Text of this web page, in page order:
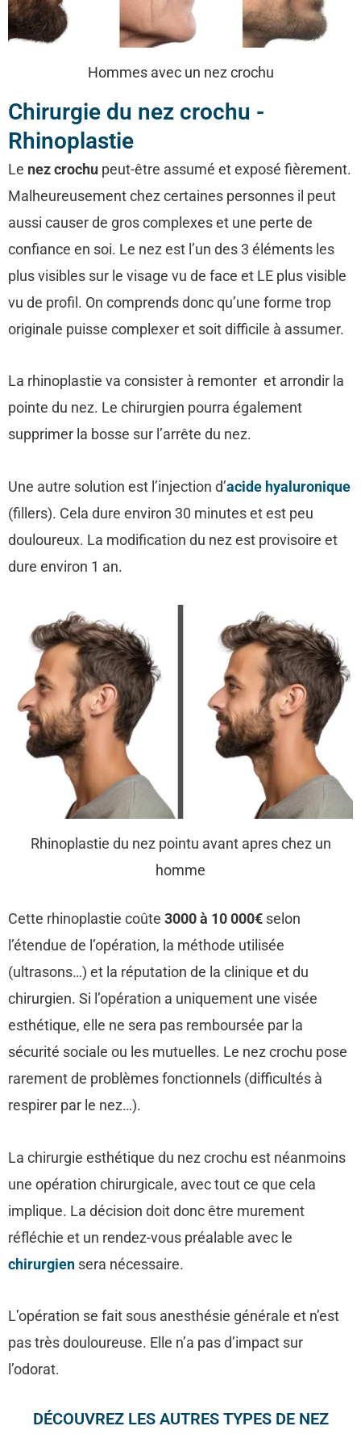
Hommes avec un nez crochu
Chirurgie du nez crochu -
Rhinoplastie
Le nez crochu peut-être assumé et exposé fièrement.
Malheureusement chez certaines personnes il peut
aussi causer de gros complexes et une perte de
confiance en soi. Le nez est l’un des 3 éléments les
plus visibles sur le visage vu de face et LE plus visible
vu de profil. On comprends donc qu’une forme trop
originale puisse complexer et soit difficile à assumer.
La rhinoplastie va consister à remonter et arrondir la
pointe du nez. Le chirurgien pourra également
supprimer la bosse sur l’arrête du nez.
Une autre solution est l’injection d’acide hyaluronique
(fillers). Cela dure environ 30 minutes et est peu
douloureux. La modification du nez est provisoire et
dure environ 1 an.
Rhinoplastie du nez pointu avant apres chez un
homme
Cette rhinoplastie coûte 3000 à 10 000€ selon
l’étendue de l’opération, la méthode utilisée
(ultrasons…) et la réputation de la clinique et du
chirurgien. Si l’opération a uniquement une visée
esthétique, elle ne sera pas remboursée par la
sécurité sociale ou les mutuelles. Le nez crochu pose
rarement de problèmes fonctionnels (difficultés à
respirer par le nez…).
La chirurgie esthétique du nez crochu est néanmoins
une opération chirurgicale, avec tout ce que cela
implique. La décision doit donc être murement
réfléchie et un rendez-vous préalable avec le
chirurgien sera nécessaire.
L’opération se fait sous anesthésie générale et n’est
pas très douloureuse. Elle n’a pas d’impact sur
l’odorat.
DÉCOUVREZ LES AUTRES TYPES DE NEZ